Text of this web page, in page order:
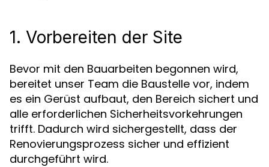
1. Vorbereiten der Site
Bevor mit den Bauarbeiten begonnen wird,
bereitet unser Team die Baustelle vor, indem
es ein Gerüst aufbaut, den Bereich sichert und
alle erforderlichen Sicherheitsvorkehrungen
trifft. Dadurch wird sichergestellt, dass der
Renovierungsprozess sicher und effizient
durchgeführt wird.